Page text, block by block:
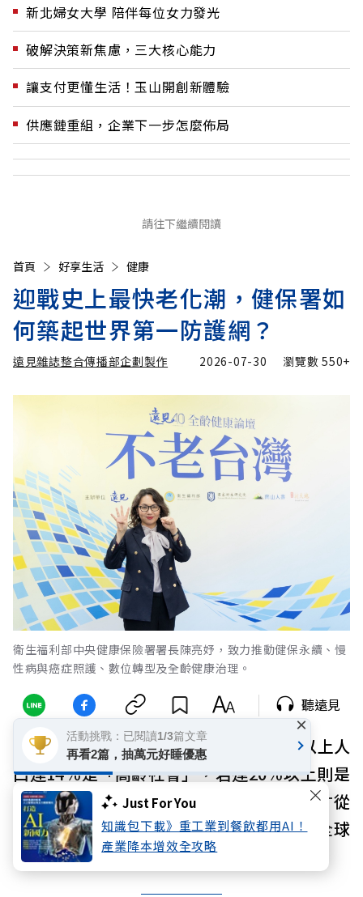
Just For You
知識包下載》重工業到餐飲都用AI！
產業降本增效全攻略
新北婦女大學 陪伴每位女力發光
破解決策新焦慮，三大核心能力
讓支付更懂生活！玉山開創新體驗
供應鏈重組，企業下一步怎麼佈局
請往下繼續閱讀
首頁 好享生活 健康
迎戰史上最快老化潮，健保署如
何築起世界第一防護網？
遠見雜誌整合傳播部企劃製作 2026-07-30 瀏覽數550+
衛生福利部中央健康保險署署長陳亮妤，致力推動健保永續、慢
性病與癌症照護、數位轉型及全齡健康治理。
聽遠見
根據世界衛生組織（WHO）定義，65歲以上人
口達14％是「高齡社會」，若達20％以上則是
「超高齡社會」。相較於日本花了13年，才從
高齡社會進入超高齡社會，台灣和韓國是全球
唯二只花了7年就達到超高齡社會的國家。
活動挑戰：已閱讀1/3篇文章
再看2篇，抽萬元好睡優惠
×